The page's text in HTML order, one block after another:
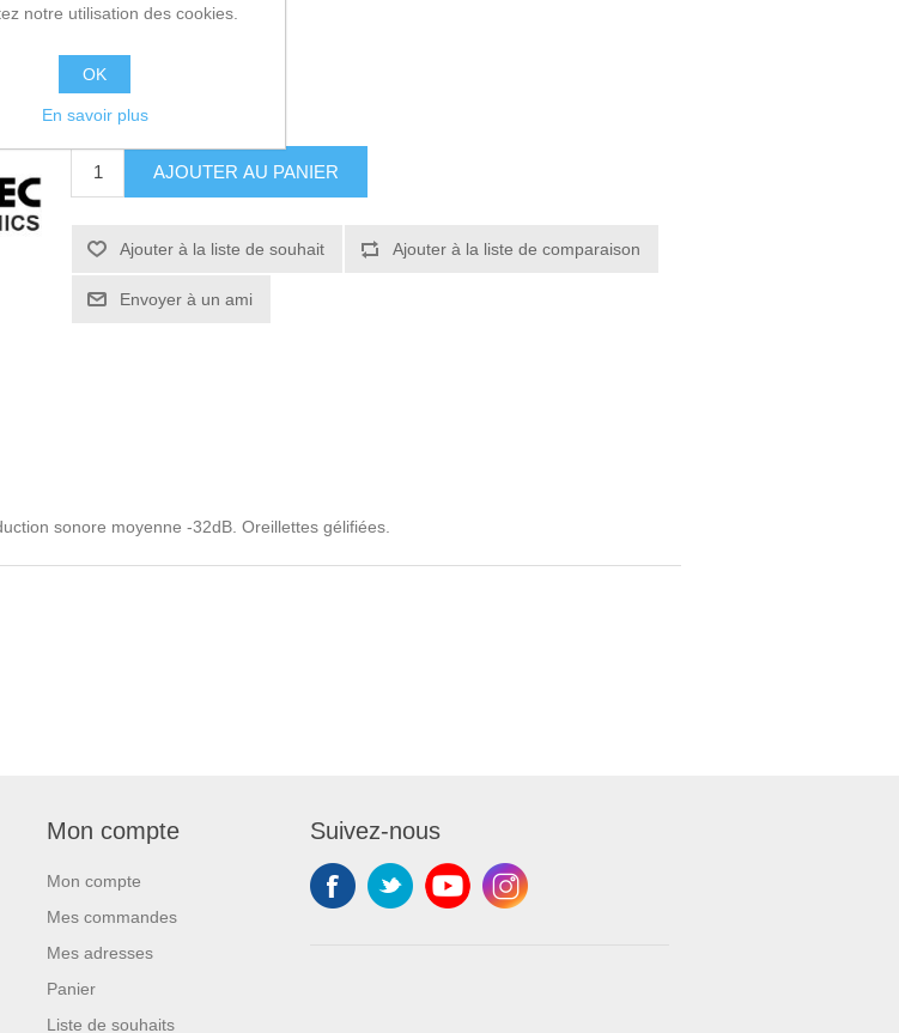
Fabricant:ALPHATEC
SKU:
280,00€ HT
AJOUTER AU PANIER
Ajouter à la liste de souhait Ajouter à la liste de comparaison
Envoyer à un ami
sonore moyenne -32dB. Oreillettes gélifiées.
Mon compte
Mon compte
Mes commandes
Mes adresses
Panier
Liste de souhaits
Suivez-nous
notre utilisation des cookies.
OK
En savoir plus